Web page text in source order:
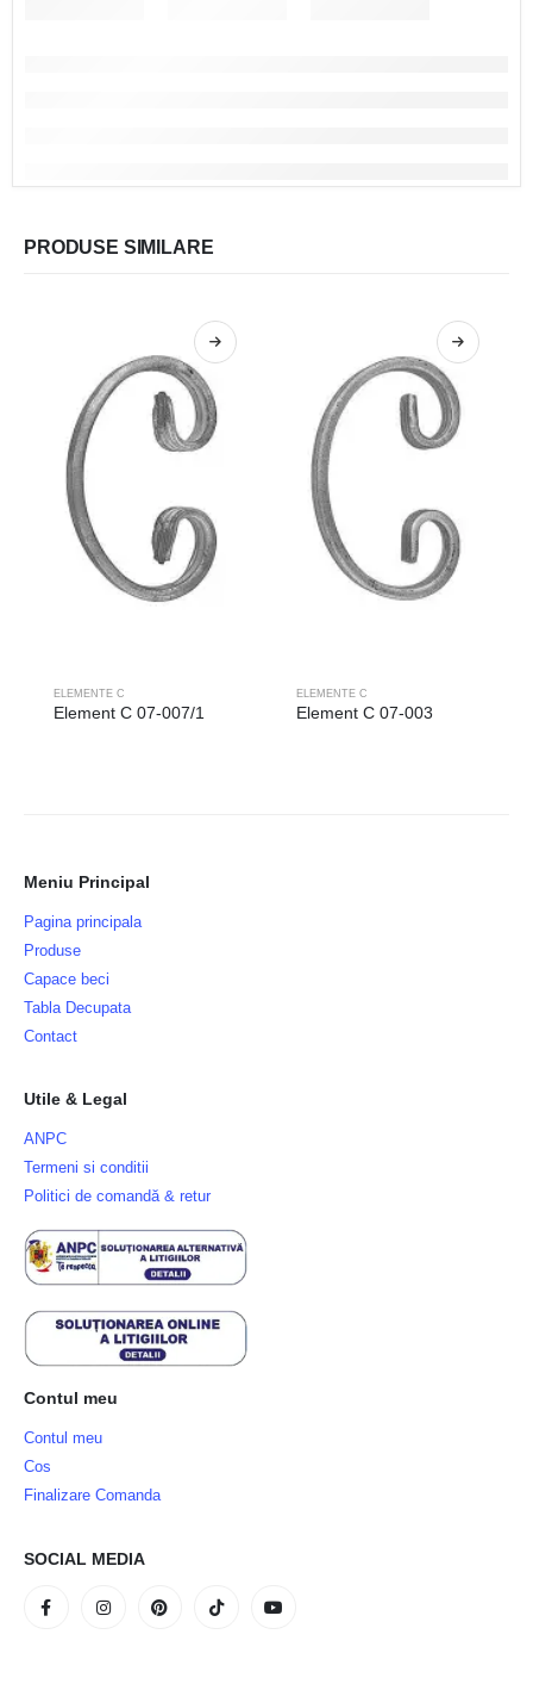
PRODUSE SIMILARE
ELEMENTE C
Element C 07-007/1
ELEMENTE C
Element C 07-003
Meniu Principal
Pagina principala
Produse
Capace beci
Tabla Decupata
Contact
Utile & Legal
ANPC
Termeni si conditii
Politici de comandă & retur
Contul meu
Contul meu
Cos
Finalizare Comanda
SOCIAL MEDIA